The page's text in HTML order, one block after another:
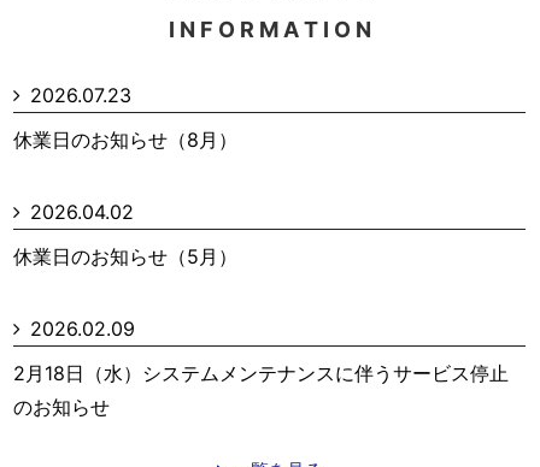
I N F O R M A T I O N
2026.07.23
休業日のお知らせ（8月）
2026.04.02
休業日のお知らせ（5月）
2026.02.09
2月18日（水）システムメンテナンスに伴うサービス停止
のお知らせ